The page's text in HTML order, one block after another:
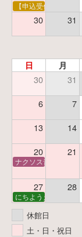
【申込受付中】ゆう
30 31
日 月
30 31
6 7
13 14
20 21
ナクソス音楽会 第6
27 28
にちようえほん
休館日
土・日・祝日